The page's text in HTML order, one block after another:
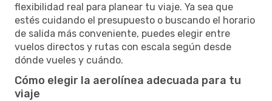
flexibilidad real para planear tu viaje. Ya sea que
estés cuidando el presupuesto o buscando el horario
de salida más conveniente, puedes elegir entre
vuelos directos y rutas con escala según desde
dónde vueles y cuándo.
Cómo elegir la aerolínea adecuada para tu
viaje